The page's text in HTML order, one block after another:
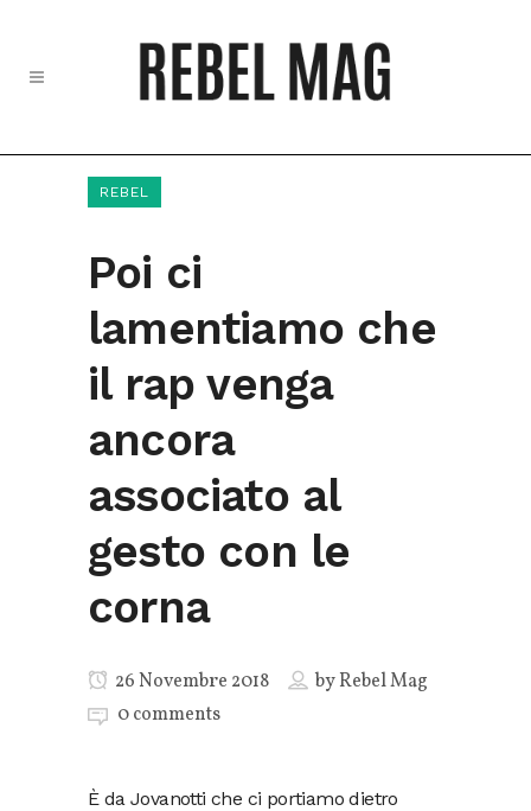
REBEL
Poi ci
lamentiamo che
il rap venga
ancora
associato al
gesto con le
corna
26 Novembre 2018 byRebel Mag
0 comments
È da Jovanotti che ci portiamo dietro